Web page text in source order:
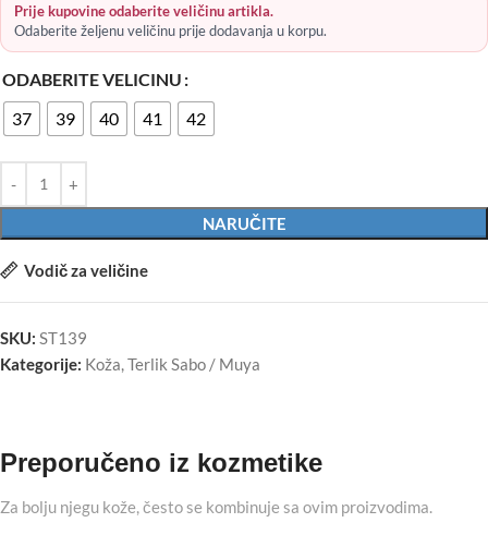
Prije kupovine odaberite veličinu artikla.
Odaberite željenu veličinu prije dodavanja u korpu.
ODABERITE VELICINU
37
39 40 41 42
NARUČITE
Vodič za veličine
SKU: ST139
Kategorije: Koža,Terlik Sabo / Muya
Preporučeno iz kozmetike
Za bolju njegu kože, često se kombinuje sa ovim proizvodima.